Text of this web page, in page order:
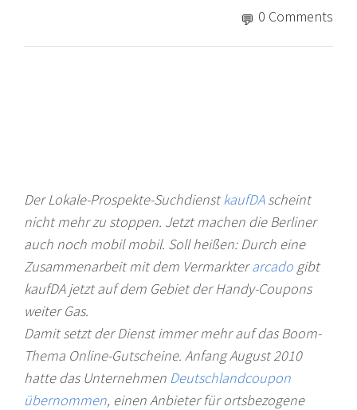
0 Comments
Der Lokale-Prospekte-SuchdienstkaufDAscheint
nicht mehr zu stoppen. Jetzt machen die Berliner
auch noch mobil mobil. Soll heißen: Durch eine
Zusammenarbeit mit dem Vermarkterarcado gibt
kaufDA jetzt auf dem Gebiet der Handy-Coupons
weiter Gas.
Damit setzt der Dienst immer mehr auf das Boom-
Thema Online-Gutscheine. Anfang August 2010
hatte das Unternehmen Deutschlandcoupon
übernommen, einen Anbieter für ortsbezogene